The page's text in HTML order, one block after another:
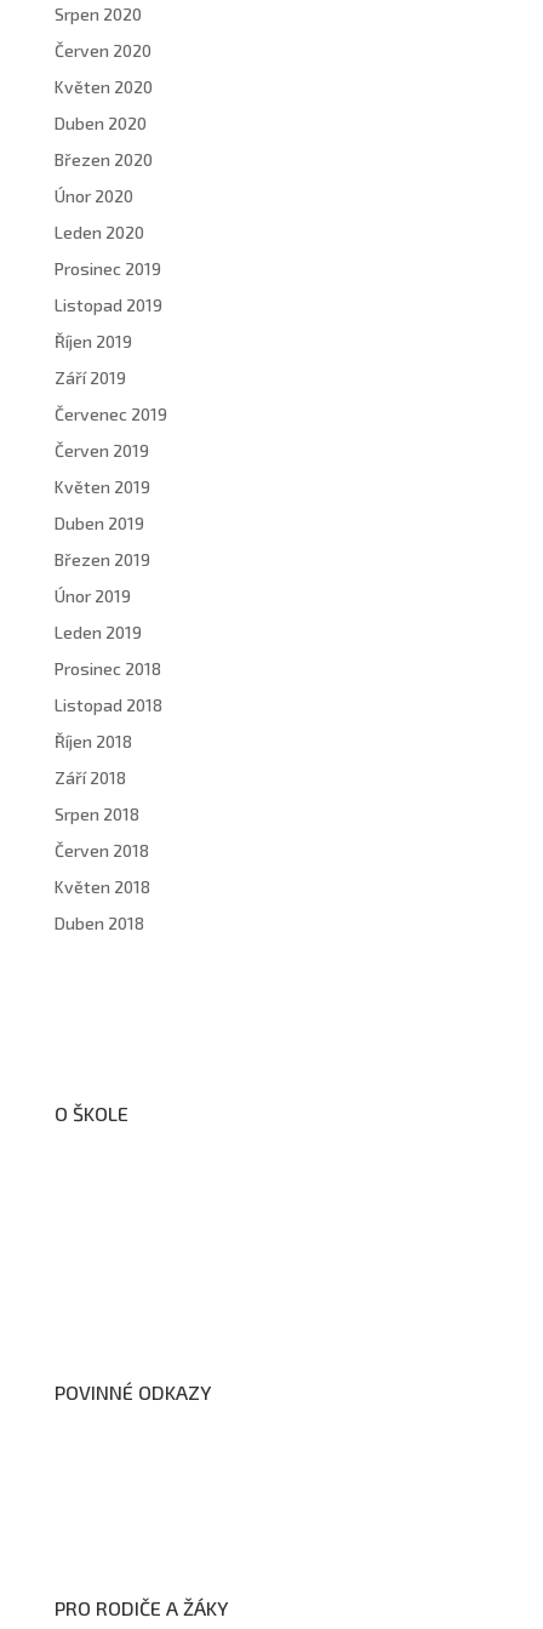
Srpen 2020
Červen 2020
Květen 2020
Duben 2020
Březen 2020
Únor 2020
Leden 2020
Prosinec 2019
Listopad 2019
Říjen 2019
Září 2019
Červenec 2019
Červen 2019
Květen 2019
Duben 2019
Březen 2019
Únor 2019
Leden 2019
Prosinec 2018
Listopad 2018
Říjen 2018
Září 2018
Srpen 2018
Červen 2018
Květen 2018
Duben 2018
O ŠKOLE
POVINNÉ ODKAZY
PRO RODIČE A ŽÁKY